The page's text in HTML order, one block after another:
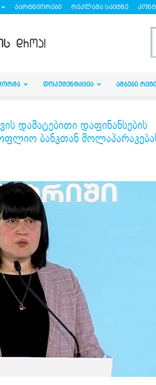
პარტნიორები რეკლამა საიტზე
ᲓᲝᲙᲣᲛᲔᲜᲢᲐᲪᲘᲐ ᲐᲛᲑᲔᲑᲘ
დამატებითი დაფინანსების
ბანკთან